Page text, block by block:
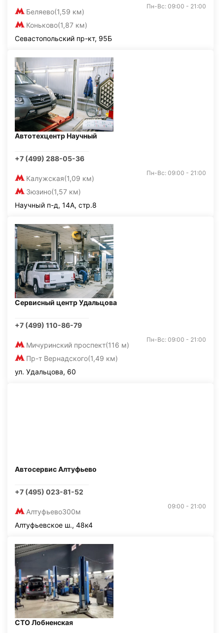
Беляево(1,59 км)
Коньково(1,87 км)
Пн-Вс: 09:00 - 21:00
Севастопольский пр-кт, 95Б
Автотехцентр Научный
+7 (499) 288-05-36
Калужская(1,09 км)
Зюзино(1,57 км)
Пн-Вс: 09:00 - 21:00
Научный п-д, 14А, стр.8
Сервисный центр Удальцова
+7 (499) 110-86-79
Мичуринский проспект(116 м)
Пр-т Вернадского(1,49 км)
Пн-Вс: 09:00 - 21:00
ул. Удальцова, 60
Автосервис Алтуфьево
+7 (495) 023-81-52
Алтуфьево300м
09:00 - 21:00
Алтуфьевское ш., 48к4
СТО Лобненская